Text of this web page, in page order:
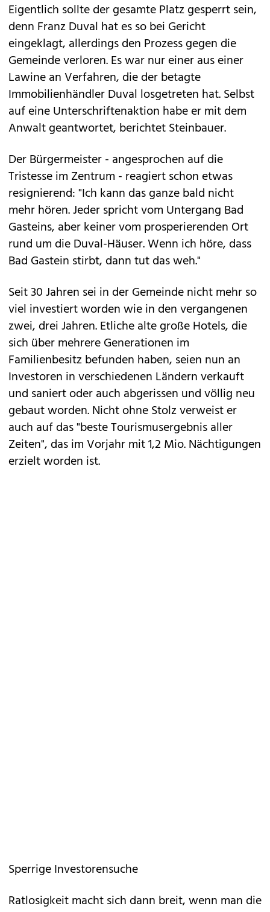
Eigentlich sollte der gesamte Platz gesperrt sein,
denn Franz Duval hat es so bei Gericht
eingeklagt, allerdings den Prozess gegen die
Gemeinde verloren. Es war nur einer aus einer
Lawine an Verfahren, die der betagte
Immobilienhändler Duval losgetreten hat. Selbst
auf eine Unterschriftenaktion habe er mit dem
Anwalt geantwortet, berichtet Steinbauer.
Der Bürgermeister - angesprochen auf die
Tristesse im Zentrum - reagiert schon etwas
resignierend: "Ich kann das ganze bald nicht
mehr hören. Jeder spricht vom Untergang Bad
Gasteins, aber keiner vom prosperierenden Ort
rund um die Duval-Häuser. Wenn ich höre, dass
Bad Gastein stirbt, dann tut das weh."
Seit 30 Jahren sei in der Gemeinde nicht mehr so
viel investiert worden wie in den vergangenen
zwei, drei Jahren. Etliche alte große Hotels, die
sich über mehrere Generationen im
Familienbesitz befunden haben, seien nun an
Investoren in verschiedenen Ländern verkauft
und saniert oder auch abgerissen und völlig neu
gebaut worden. Nicht ohne Stolz verweist er
auch auf das "beste Tourismusergebnis aller
Zeiten", das im Vorjahr mit 1,2 Mio. Nächtigungen
erzielt worden ist.
Sperrige Investorensuche
Ratlosigkeit macht sich dann breit, wenn man die